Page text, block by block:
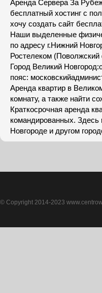
Аренда Сервера За
бесплатный хостинг с
хочу создать сайт
Наши выделенные
по адресу г.Нижний
Ростелеком
Город Великий
пояс:
Аренда квартир в
комнату, а также найти
Краткосрочная аренда
командированных. Здесь
Новгороде и другом
© Copyright 2014-2023